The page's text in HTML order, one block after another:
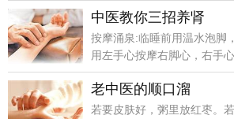
中医教你三招养肾
按摩涌泉:临睡前用温水泡脚
用左手心按摩右脚心，右手
下以上。
老中医的顺口溜
若要皮肤好，粥里放红枣。